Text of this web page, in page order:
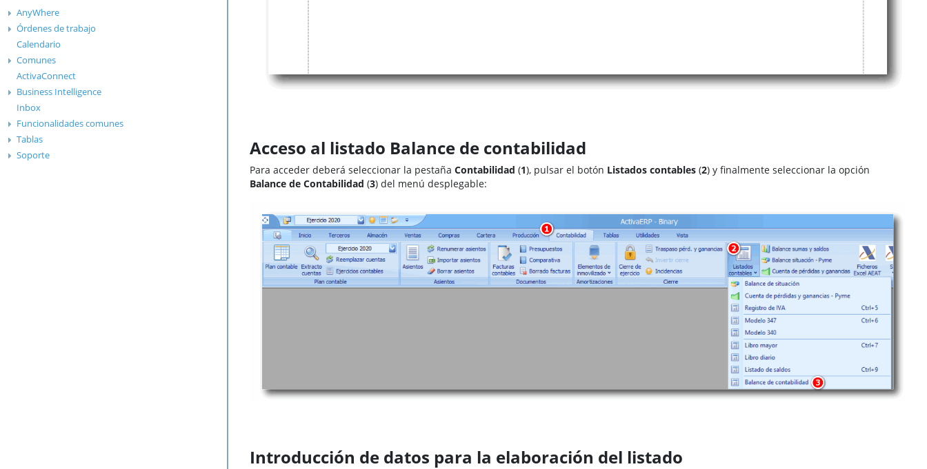
AnyWhere
Órdenes de trabajo
Calendario
Comunes
ActivaConnect
Business Intelligence
Inbox
Funcionalidades comunes
Tablas
Soporte
Acceso al listado Balance de contabilidad
Para acceder deberá seleccionar la pestaña Contabilidad (1), pulsar el botón Listados contables (2) y finalmente seleccionar la opción
Balance de Contabilidad (3) del menú desplegable:
Introducción de datos para la elaboración del listado